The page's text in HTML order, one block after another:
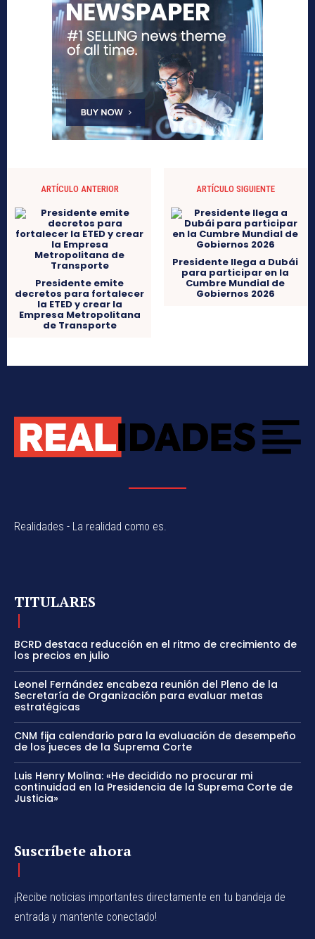
ARTÍCULO ANTERIOR
Presidente emite
decretos para fortalecer
la ETED y crear la
Empresa Metropolitana
de Transporte
ARTÍCULO SIGUIENTE
Presidente llega a Dubái
para participar en la
Cumbre Mundial de
Gobiernos 2026
Realidades - La realidad como es.
TITULARES
BCRD destaca reducción en el ritmo de crecimiento de
los precios en julio
Leonel Fernández encabeza reunión del Pleno de la
Secretaría de Organización para evaluar metas
estratégicas
CNM fija calendario para la evaluación de desempeño
de los jueces de la Suprema Corte
Luis Henry Molina: «He decidido no procurar mi
continuidad en la Presidencia de la Suprema Corte de
Justicia»
Suscríbete ahora
¡Recibe noticias importantes directamente en tu bandeja de
entrada y mantente conectado!